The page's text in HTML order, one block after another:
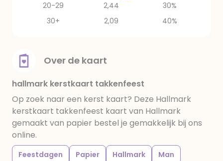
20-29
2,44
30%
30+
2,09 40%
Over de kaart
hallmark kerstkaart takkenfeest
Op zoek naar een kerst kaart? Deze Hallmark
kerstkaart takkenfeest kaart van Hallmark
gemaakt van papier bestel je gemakkelijk bij ons
online.
Feestdagen Papier Hallmark
Man